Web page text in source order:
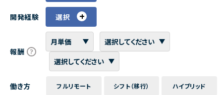
開発経験 選択
報酬
働き方 フルリモート シフト（移行） ハイブリッド